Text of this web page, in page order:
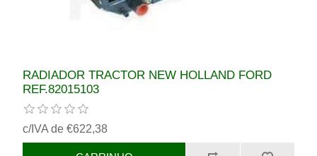
RADIADOR TRACTOR NEW HOLLAND FORD
REF.82015103
c/IVA de €622,38